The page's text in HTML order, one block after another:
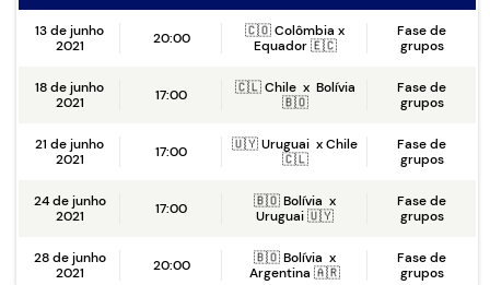
13 de junho
2021
20:00
🇨🇴 Colômbia x
Equador 🇪🇨
Fase de
grupos
18 de junho
2021
17:00
🇨🇱 Chile x Bolívia
🇧🇴
Fase de
grupos
21 de junho
2021
17:00
🇺🇾 Uruguai x Chile
🇨🇱
Fase de
grupos
24 de junho
2021
17:00
🇧🇴 Bolívia x
Uruguai 🇺🇾
Fase de
grupos
28 de junho
2021
20:00
🇧🇴 Bolívia x
Argentina 🇦🇷
Fase de
grupos